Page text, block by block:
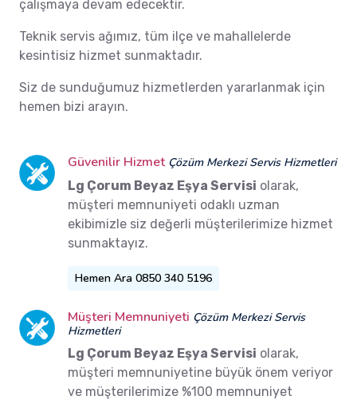
çalışmaya devam edecektir.
Teknik servis ağımız, tüm ilçe ve mahallelerde
kesintisiz hizmet sunmaktadır.
Siz de sunduğumuz hizmetlerden yararlanmak için
hemen bizi arayın.
Güvenilir Hizmet Çözüm Merkezi Servis Hizmetleri
Lg Çorum Beyaz Eşya Servisi olarak,
müşteri memnuniyeti odaklı uzman
ekibimizle siz değerli müşterilerimize hizmet
sunmaktayız.
Hemen Ara 0850 340 5196
Müşteri Memnuniyeti Çözüm Merkezi Servis
Hizmetleri
Lg Çorum Beyaz Eşya Servisi olarak,
müşteri memnuniyetine büyük önem veriyor
ve müşterilerimize %100 memnuniyet